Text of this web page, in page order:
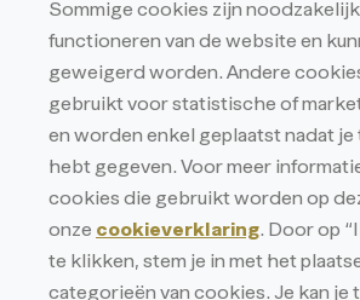
Cookieverklaring
Sommige cookies zijn
functioneren van de website en
geweigerd worden. Andere
gebruikt voor statistische of
en worden enkel geplaatst nadat
hebt gegeven. Voor meer
cookies die gebruikt worden op
onze cookieverklaring. Door op
te klikken, stem je in met het
categorieën van cookies. Je kan je